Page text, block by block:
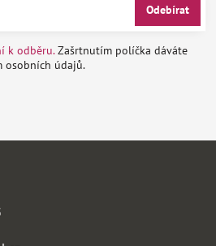
Odebírat
k odběru.Zašrtnutím políčka dáváte
osobních údajů.